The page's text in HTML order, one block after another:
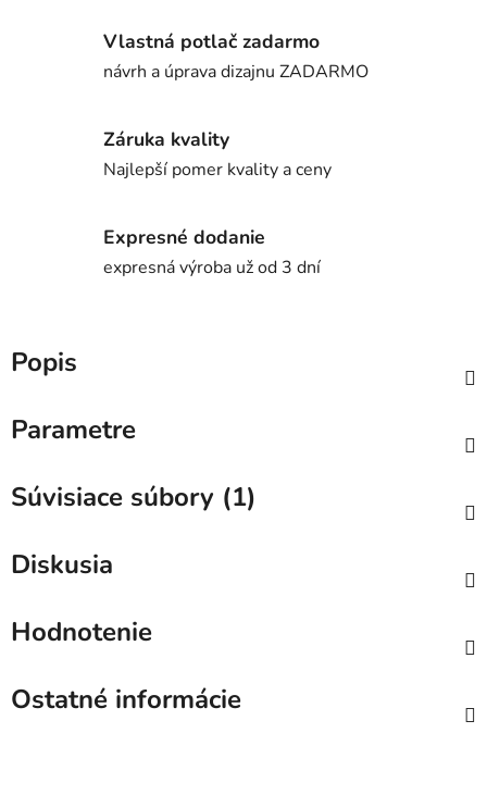
Vlastná potlač zadarmo
návrh a úprava dizajnu ZADARMO
Záruka kvality
Najlepší pomer kvality a ceny
Expresné dodanie
expresná výroba už od 3 dní
Popis
Parametre
Súvisiace súbory (1)
Diskusia
Hodnotenie
Ostatné informácie